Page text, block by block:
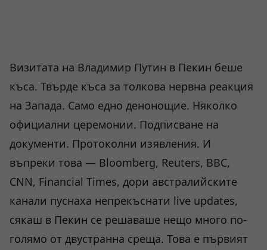
Визитата на Владимир Путин в Пекин беше
къса. Твърде къса за толкова нервна реакция
на Запада. Само едно денонощие. Няколко
официални церемонии. Подписване на
документи. Протоколни изявления. И
въпреки това — Bloomberg, Reuters, BBC,
CNN, Financial Times, дори австралийските
канали пуснаха непрекъснати live updates,
сякаш в Пекин се решаваше нещо много по-
голямо от двустранна среща. Това е първият